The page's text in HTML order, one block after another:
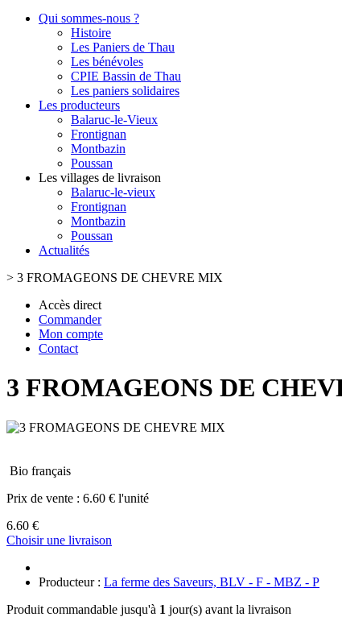
Qui sommes-nous ?
Histoire
Les Paniers de Thau
Les bénévoles
CPIE Bassin de Thau
Les paniers solidaires
Les producteurs
Balaruc-le-Vieux
Frontignan
Montbazin
Poussan
Les villages de livraison
Balaruc-le-vieux
Frontignan
Montbazin
Poussan
Actualités
> 3 FROMAGEONS DE CHEVRE MIX
Accès direct
Commander
Mon compte
Contact
3 FROMAGEONS DE
Bio français
Prix de vente : 6.60 € l'unité
6.60 €
Choisir une livraison
Producteur : La ferme des Saveurs, BLV - F - MBZ - P
Produit commandable jusqu'à 1 jour(s) avant la livraison